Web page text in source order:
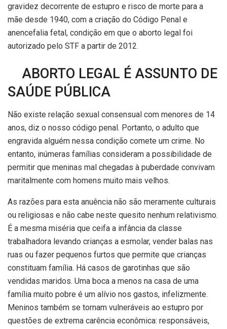
gravidez decorrente de estupro e risco de morte para a
mãe desde 1940, com a criação do Código Penal e
anencefalia fetal, condição em que o aborto legal foi
autorizado pelo STF a partir de 2012.
ABORTO LEGAL É ASSUNTO DE
SAÚDE PÚBLICA
Não existe relação sexual consensual com menores de 14
anos, diz o nosso código penal. Portanto, o adulto que
engravida alguém nessa condição comete um crime. No
entanto, inúmeras famílias consideram a possibilidade de
permitir que meninas mal chegadas à puberdade convivam
maritalmente com homens muito mais velhos.
As razões para esta anuência não são meramente culturais
ou religiosas e não cabe neste quesito nenhum relativismo.
É a mesma miséria que ceifa a infância da classe
trabalhadora levando crianças a esmolar, vender balas nas
ruas ou fazer pequenos furtos que permite que crianças
constituam família. Há casos de garotinhas que são
vendidas maridos. Uma boca a menos na casa de uma
família muito pobre é um alívio nos gastos, infelizmente.
Meninos também se tornam vulneráveis ao estupro por
questões de extrema carência econômica: responsáveis,